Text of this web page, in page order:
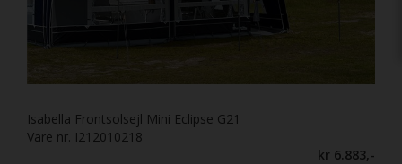
Isabella Frontsolsejl Mini Eclipse G21
Vare nr. I212010218
kr 6.883,-